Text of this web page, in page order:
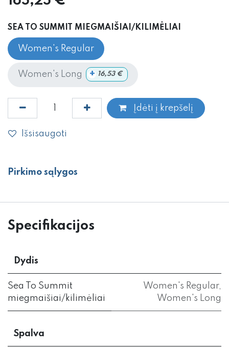
SEA TO SUMMIT MIEGMAIŠIAI/KILIMĖLIAI
Women's Regular
Women's Long + 16,53€
Įdėti į krepšelį
Išsisaugoti
Pirkimo sąlygos
Specifikacijos
Dydis
Sea To Summit
miegmaišiai/kilimėliai
Women's Regular,
Women's Long
Spalva